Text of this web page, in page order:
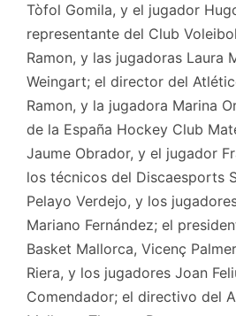
Tòfol Gomila, y el jugador
representante del Club
Ramon, y las jugadoras Laura
Weingart; el director del
Ramon, y la jugadora Marina
de la España Hockey Club
Jaume Obrador, y el jugador
los técnicos del Discaesports
Pelayo Verdejo, y los
Mariano Fernández; el
Basket Mallorca, Vicenç
Riera, y los jugadores Joan
Comendador; el directivo del